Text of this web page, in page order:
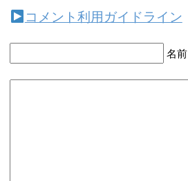
コメント利用ガイドライン
名前